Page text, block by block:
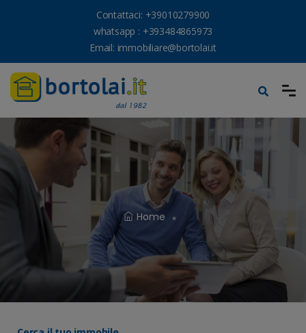
Contattaci: +39010279900
whatsapp : +393484865973
Email: immobiliare@bortolai.it
Home